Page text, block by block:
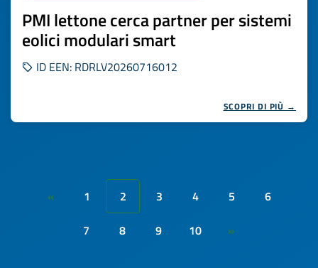
PMI lettone cerca partner per sistemi
eolici modulari smart
ID EEN: RDRLV20260716012
SCOPRI DI PIÙ →
« 1 2 3 4 5
6
7
8 9 10 »